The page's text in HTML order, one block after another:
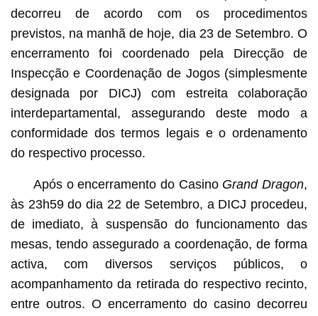
decorreu de acordo com os procedimentos
previstos, na manhã de hoje, dia 23 de Setembro. O
encerramento foi coordenado pela Direcção de
Inspecção e Coordenação de Jogos (simplesmente
designada por DICJ) com estreita colaboração
interdepartamental, assegurando deste modo a
conformidade dos termos legais e o ordenamento
do respectivo processo.
Após o encerramento do Casino Grand Dragon,
às 23h59 do dia 22 de Setembro, a DICJ procedeu,
de imediato, à suspensão do funcionamento das
mesas, tendo assegurado a coordenação, de forma
activa, com diversos serviços públicos, o
acompanhamento da retirada do respectivo recinto,
entre outros. O encerramento do casino decorreu